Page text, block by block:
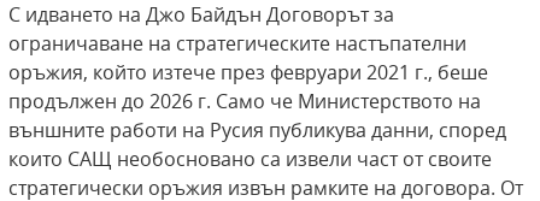
С идването на Джо Байдън Договорът за
ограничаване на стратегическите настъпателни
оръжия, който изтече през февруари 2021 г., беше
продължен до 2026 г. Само че Министерството на
външните работи на Русия публикува данни, според
които САЩ необосновано са извели част от своите
стратегически оръжия извън рамките на договора. От